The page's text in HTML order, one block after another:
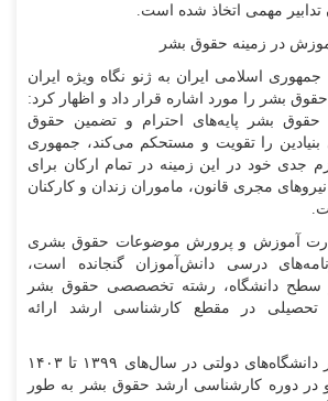
تدابیر مهمی اتخاذ شده است.
در زمینه حقوق بشر
اسلامی ایران به ژنو نگاه ویژه ایران
بشر را مورد اشاره قرار داد و اظهار کرد:
حقوق بشر پایه‌های احترام و تضمین حقوق
را تقویت و مستحکم می‌کند، جمهوری
جدی خود در این زمینه در تمام ارکان برای
مجری قانون، ماموران زندان و کارکنان
آموزش و پرورش موضوعات حقوق بشری
درسی دانش‌آموزان گنجانده است،
سطح دانشگاه، رشته تخصصصی حقوق بشر
تحصیلی در مقطع کارشناسی ارشد ارائه
برای نمونه، فقط در دانشگاه‌های دولتی در سال‌های ۱۳۹۹ تا ۱۴۰۳
دانشجو در دوره کارشناسی ارشد حقوق بشر به طور